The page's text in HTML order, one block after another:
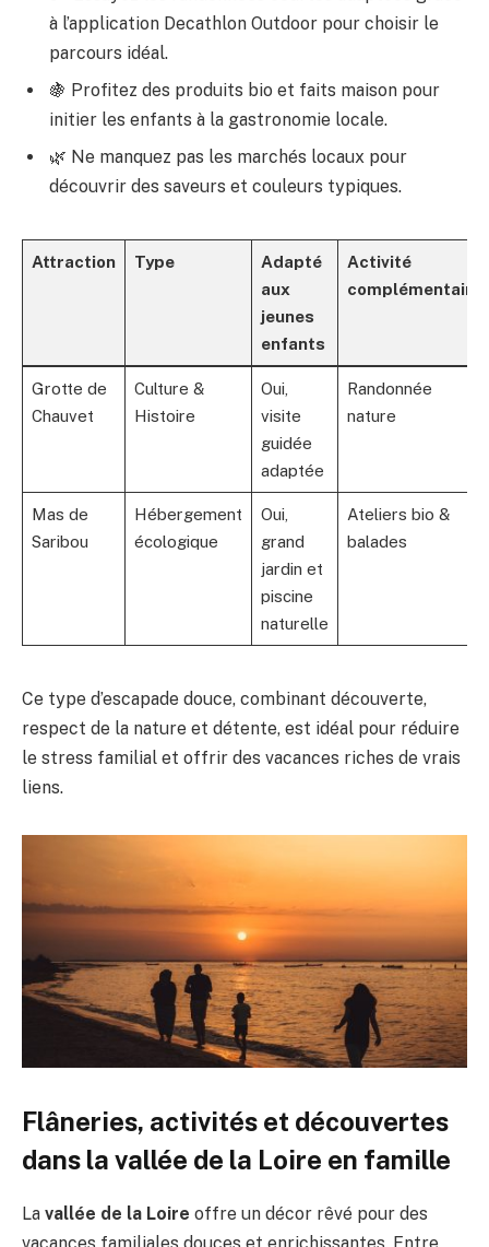
à l’application Decathlon Outdoor pour choisir le
parcours idéal.
🍇 Profitez des produits bio et faits maison pour
initier les enfants à la gastronomie locale.
🌿 Ne manquez pas les marchés locaux pour
découvrir des saveurs et couleurs typiques.
Attraction Type
Adapté
aux
jeunes
enfants
Activité
complémentaire
Grotte de
Chauvet
Culture &
Histoire
Oui,
visite
guidée
adaptée
Randonnée
nature
Mas de
Saribou
Hébergement
écologique
Oui,
grand
jardin et
piscine
naturelle
Ateliers bio &
balades
Ce type d’escapade douce, combinant découverte,
respect de la nature et détente, est idéal pour réduire
le stress familial et offrir des vacances riches de vrais
liens.
Flâneries, activités et découvertes
dans la vallée de la Loire en famille
La vallée de la Loire offre un décor rêvé pour des